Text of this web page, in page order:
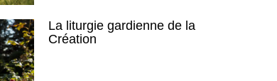
La liturgie gardienne de la
Création